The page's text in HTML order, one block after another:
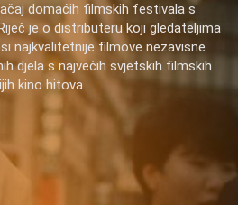
domaćih filmskih festivala s
je o distributeru koji gledateljima
najkvalitetnije filmove nezavisne
djela s najvećih svjetskih filmskih
kino hitova.